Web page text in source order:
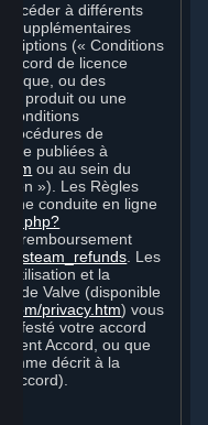
à différents
supplémentaires
(« Conditions
accord de licence
ou des
un produit ou une
conditions
de
être publiées à
ou au sein du
»). Les Règles
conduite en ligne
remboursement
steam_refunds . Les
et la
de Valve (disponible
privacy.htm) vous
votre accord
Accord, ou que
décrit à la
Accord).